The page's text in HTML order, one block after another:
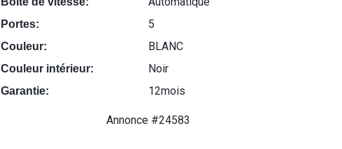
Portes: 5
Couleur: BLANC
Couleur intérieur: Noir
Garantie: 12mois
Annonce #24583